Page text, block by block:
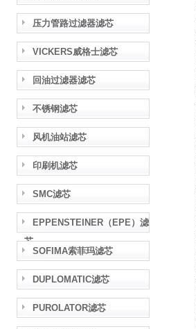
压力管路过滤器滤芯
VICKERS威格士滤芯
回油过滤器滤芯
不锈钢滤芯
风机油站滤芯
印刷机滤芯
SMC滤芯
EPPENSTEINER（EPE）滤
芯
SOFIMA索菲玛滤芯
DUPLOMATIC滤芯
PUROLATOR滤芯